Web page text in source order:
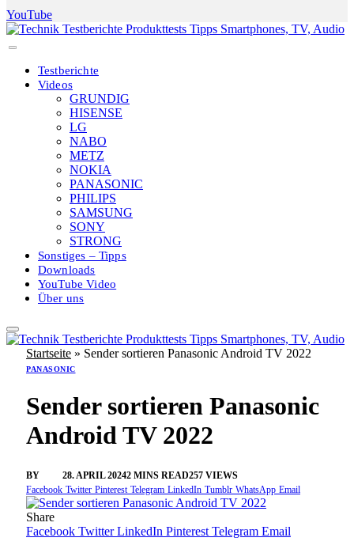
YouTube
Testberichte
Videos
GRUNDIG
HISENSE
LG
NABO
METZ
NOKIA
PANASONIC
PHILIPS
SAMSUNG
SONY
STRONG
Sonstiges – Tipps
Downloads
YouTube Video
Über uns
Startseite » Sender sortieren Panasonic Android TV 2022
PANASONIC
Sender sortieren Panasonic
Android TV 2022
BY 28. APRIL 20242 MINS READ257 VIEWS
Facebook Twitter Pinterest Telegram LinkedIn Tumblr WhatsApp Email
Share
Facebook Twitter LinkedIn Pinterest Telegram Email